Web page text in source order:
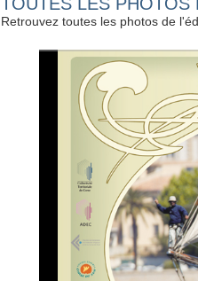
Retrouvez toutes les photos de